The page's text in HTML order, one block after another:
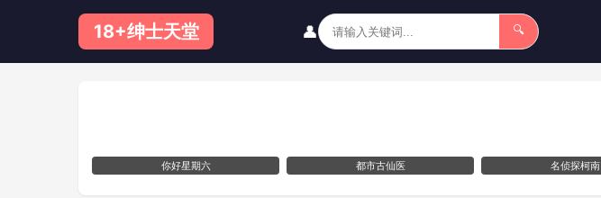
18+绅士天堂 👤 🔍
你好星期六 都市古仙医 名侦探柯南